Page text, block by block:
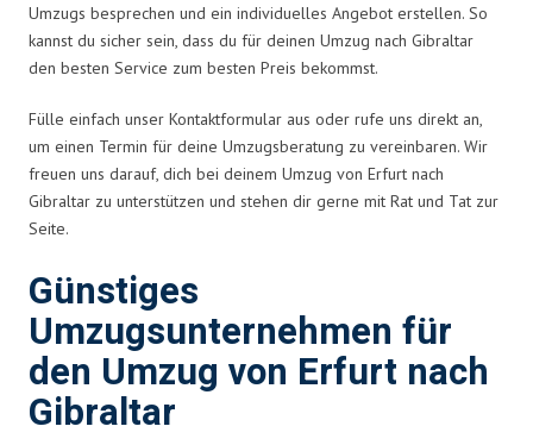
Umzugs besprechen und ein individuelles Angebot erstellen. So
kannst du sicher sein, dass du für deinen Umzug nach Gibraltar
den besten Service zum besten Preis bekommst.
Fülle einfach unser Kontaktformular aus oder rufe uns direkt an,
um einen Termin für deine Umzugsberatung zu vereinbaren. Wir
freuen uns darauf, dich bei deinem Umzug von Erfurt nach
Gibraltar zu unterstützen und stehen dir gerne mit Rat und Tat zur
Seite.
Günstiges
Umzugsunternehmen für
den Umzug von Erfurt nach
Gibraltar